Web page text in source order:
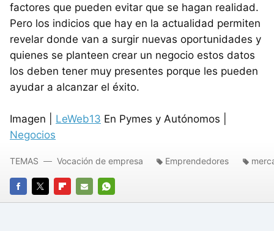
factores que pueden evitar que se hagan realidad.
Pero los indicios que hay en la actualidad permiten
revelar donde van a surgir nuevas oportunidades y
quienes se planteen crear un negocio estos datos
los deben tener muy presentes porque les pueden
ayudar a alcanzar el éxito.
Imagen | LeWeb13 En Pymes y Autónomos |
Negocios
FACEBOOK
TWITTERFLIPBOARD
E-
WHATSAPP
TEMAS Vocación de empresa Emprendedores